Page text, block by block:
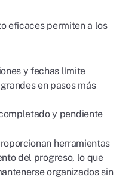
eficaces permiten a los
y fechas límite
en pasos más
y pendiente
herramientas
del progreso, lo que
organizados sin